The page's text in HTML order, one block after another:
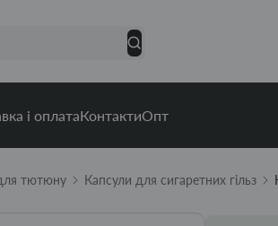
і оплатаКонтактиОпт
тютюну Капсули для сигаретних гільз